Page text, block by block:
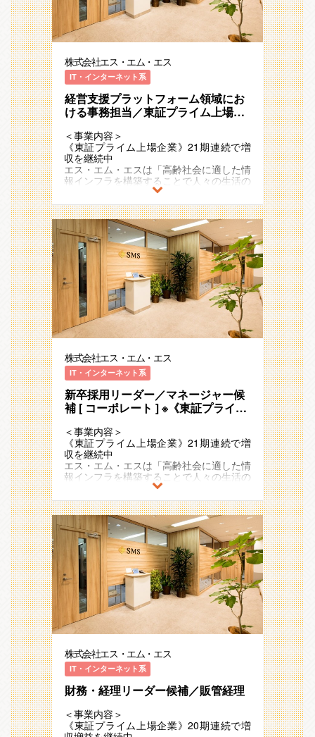
（１）経理財務グループ・・・合計：6名
（ビジネス職が4名（責任者：1名、リー
ダー：1名、メンバー：2名）／エキスパ
ート職：2名）
（２）販管経理グループ・・・合計：14
名（ビジネス職が2名（責任者：1名、メ
ンバー：1名）／エキスパート職：12名）
（３）営業支援・企画グループ・・・合計
12名（ビジネス職が1名（責任者：1名）
／エキスパート職：11名）
1名（責任者：1名）
【仕事内容】
エス・エム・エスグループ（国内外含む）
の連結・単体決算実務を軸に、業務プロセ
ス改善などをお任せします。
【具体的な業務】
・決算業務（単体・連結）
月次・四半期・年次決算の実務（仕
訳、伝票起票、出納管理など基礎業務含
む）
連結パッケージの回収・精査、連結精
算表の作成
・開示・監査対応
有価証券報告書、決算短信の作成補助
・監査法人対応（J-SOX対応含む）
・業務改善・プロジェクト推進（★注力領
域）
AI/OCR活用: 生成AIを用いた業務効率
術を取り入れたオペレーションの再構築。
【仕事のやりがい・働く魅力】
上場会社としての安定した環境と、複雑な
会計処理や難易度の高い案件に挑戦し、経
理としてのスキルアップが可能な環境が整
っており、プロ経理人材としての成長が期
待できる環境です。
また、情報の透明性が担保されており、
経営の意思決定背景や事業の状況がオープ
ンにされているため、自分の仕事が会社に
どう貢献しているか納得感を持って働けま
【将来のキャリアパス】
財務領域責任者、グループ会社のCFO、
経営企画部責任者、事業責任者など、役割
に対して成果を出すことで、自らの意思で
様々なキャリアパスを描き、実現すること
が出来ます。
また、単に正確な処理ができるだけでな
く、課題を発見し、解決の道筋をつけて実
行する能力が磨かれ、市場価値の高い「課
題解決型」の経理人になります。これはAI
やアウトソーシングに代替されない、一生
【入社後の流れ】
入社後は全体研修を実施し、会社の理念や
事業内容、各種制度について説明します。
その後は、配属部署にて実務を通じたOJT
でキャッチアップを進めていただきます。
即戦力としてご活躍いただけるよう、必要
に応じてサポートしますので、不明点や困
業の推進をサポートしつつ、バックオフィ
スと事業の連携業務を担う
（５）海外子会社管理グループ・・・海外
を担う
■販管経理グループについて
30代が中心のチームで、売上周りに特化
した経理業務を担っています。多岐にわた
るビジネスの最前線で、経理の枠を超えて
エス・エム・エスは常に新しいサービスを
生み出す成長企業であり、販管経理グルー
プではその最前線に立ち、最新の動向を肌
で感じることができます。また、新規サー
ビスが発生した際には売上・請求のオペレ
ーション構築という重要な役割も担ってお
り、経理の専門知識を活かしながら、新し
いビジネスの基盤を創るクリエイティブな
業務にも挑戦できます。
ルーティンワークは発生するものの、業務
の効率化を進め、会社の成長に直結する業
務比率を高めることを目指しています。常
に事業部門と密接に連携し、事業状況や課
題を共有しながら業務を進めるため、経理
でありながら事業貢献をダイレクトに実感
できる環境です。
■今回の募集について
販管経理第一・第二グループ両方で募集を
しています。
扱う事業の特性によりグループが分かれて
いますが、業務内容に大きな差はありませ
ん。
どちらのグループでの採用になるかはご本
人のご志向やご経験に応じて判断させて頂
＜仕事内容＞
販管経理グループでは、売上・請求・入金
といったルーティン業務をこなしながら、
事業部から寄せられるさまざまな課題やト
ラブルに対応し、経理担当者が窓口となっ
て解決へと導く重要な役割を担っていま
す。
経理の知識に加え、部門をまたいだファシ
リテーションを通じて、事業課題の解決に
も貢献していただきます。
また、成長を続ける事業を支え続けるため
には、業務の仕組みや枠組みの整備も欠か
せません。日々の事業への支援と並行し
て、より強固な組織基盤を築いていくこと
も重要なミッションです。
今回の募集では、こうした業務をリード
し、組織を牽引していただける将来のリー
具体的な業務としては、以下を想定してい
ます。
・受注・売上の承認（エビデンス確認）
・請求書発行・入金業務
・事業部門からの問い合わせ対応、問題解
決
エス･エム･エスグループにおいては、多様
なビジネスモデルの事業が次々と加速度的
に増加・拡大し、各国・各地域においてシ
ナジーを形成し続けています。
だ環境の中で、①グローバル化するグルー
プ企業としての全社最適②多種多様な事業
に寄り添った個別最適という2つの観点か
ら、経営・事業の意思決定およびその実行
支援を行い、事業の創造・拡大を加速させ
ることをミッションとしています。
■財務企画部には以下の４つのグループが
あります。
（１）販管経理第一グループ・・・人材紹
介事業をメインとした多くの事業に関する
債権管理・請求書発行のプロセス設計・運
（２）販管経理第二グループ・・・SaaS
事業（カイポケ・かべなしクラウド）とそ
の周辺事業に関する債権管理・請求書発行
のプロセス設計・運用を担う
（３）経理財務グループ・・・経理財務業
務及び会社横断のプロセス設計・運用を担
う
（４）事業支援グループ・・・主たる事業
である人材紹介サービスを始め、様々な事
業の推進をサポートしつつ、バックオフィ
スと事業の連携業務を担う
（５）海外子会社管理グループ・・・海外
を担う
■販管経理グループについて
30代が中心のチームで、売上周りに特化
した経理業務を担っています。多岐にわた
るビジネスの最前線で、経理の枠を超えて
エス・エム・エスは常に新しいサービスを
生み出す成長企業であり、販管経理グルー
プではその最前線に立ち、最新の動向を肌
で感じることができます。また、新規サー
ビスが発生した際には売上・請求のオペレ
ーション構築という重要な役割も担ってお
り、経理の専門知識を活かしながら、新し
いビジネスの基盤を創るクリエイティブな
業務にも挑戦できます。
ルーティンワークは発生するものの、業務
の効率化を進め、会社の成長に直結する業
務比率を高めることを目指しています。常
に事業部門と密接に連携し、事業状況や課
題を共有しながら業務を進めるため、経理
でありながら事業貢献をダイレクトに実感
できる環境です。
■今回の募集について
販管経理第一・第二グループ両方で募集を
しています。
扱う事業の特性によりグループが分かれて
いますが、業務内容に大きな差はありませ
ん。
どちらのグループでの採用になるかはご本
きます。
アライフ」領域で、40以上のサービスを
運営しています。
例）介護事業者向け業界特化型SaaS、
モートチャット指導、
医療介護従事者向け専門情報コミュニティ
サイトやキャリア支援
2011年の東証一部（現：プライム）上場
後も国内外で新規事業の創出をさらに加速
させており、
21期連続で増収のメガベンチャー企業と
して存在感を強めています。
また、アジア・ヨーロッパ・オセアニアな
ど海外17ヵ国でも事業を展開しており、
今後も日本国内に留まらず既存事業の拡
めていく予定です。
＜配属部署＞
■人材開発部 人事・労務グループ／健康推
進室 保健衛生グループ
最適な就労環境の構築やWell-being推進を
通じて、会社と従業員の相互発展に貢献し
ていくことがミッションです。
人事・労務グループと保健衛生グループが
一体となっている20名程度の組織で、
日々の業務は3～6名のチームに分かれて
対応しています。
■配属部署の役割
全社戦略・事業戦略を踏まえ、人事・労務
に関わるあらゆる制度・施策等の企画・運
用・サポートを担っている部署です。
3,000人規模の従業員に対する人事インフ
ラ機能（雇用管理・給与計算・勤怠管理・
安全衛生管理等）ならびに海外駐在員に関
する制度の運用を担っています。
運用のみならず、働き方改革への対応、健
康経営の推進、ダイバーシティの推進等の
事業推進を支える働き方の企画～実行まで
を担当する部署です。
＜仕事内容＞
経営陣、事業責任者のパートナーとして、
会社と従業員の相互発展を前提に、主に労
働力向上の支援と健康経営の推進を通じ
て、グループの継続成長に貢献していくこ
とが
人事・労務グループのミッションです。同
社は、事業成長やM&Aでの規模拡大等に
より、グループ・グローバル視野で拡大し
ており、労務が担う役割は今後益々重要と
なります。
今回募集のポジションでは、人事・労務グ
SMSグループ従業員の人事・労務関連業
務をお任せします。
労務業務を会社運営上必要な機能とだけ捉
えず、オペレーショナルエクセレンスの追
求を牽引いただける方のご応募をお待ちし
ております。
[主な業務内容]
株式会社エス・エム・エス
IT・インターネット系
経営支援プラットフォーム領域にお
ける事務担当／東証プライム上場／
＜事業内容＞
《東証プライム上場企業》21期連続で増
収を継続中
エス・エム・エスは「高齢社会に適した情
報インフラを構築することで人々の生活の
質を向上し、社会に貢献し続ける」
というミッションを掲げ、多様な事業・ビ
ジネスモデルを展開しています 。
超高齢社会に突入したことで多くの社会課
題が発生していますが、人々のニーズや関
心の高まりをビジネスチャンスとして捉
え、
「高齢社会×情報」を切り口に「医療」
「介護/障害福祉」「ヘルスケア」「シニ
アライフ」領域で、40以上のサービスを
運営しています。
例）介護事業者向け業界特化型SaaS、
モートチャット指導、
医療介護従事者向け専門情報コミュニティ
サイトやキャリア支援
2011年の東証一部（現：プライム）上場
後も国内外で新規事業の創出をさらに加速
させており、
21期連続で増収のメガベンチャー企業と
して存在感を強めています。
また、アジア・ヨーロッパ・オセアニアな
ど海外17ヵ国でも事業を展開しており、
大・成長と新規事業の開発を加速度的に進
めていく予定です。
■介護・障害福祉事業者事業領域
【国内Vertical SaaS ARR No.1サービス
「カイポケ」 】
わたしたちが対峙する介護/障害福祉業界
は、地域密着型サービスである特性上、
多くの事業者が経営リソースの乏しい中小
企業で構成されています。
そのため経営課題を抱えやすく、同時に労
生産性向上が健全な事業運営やサービス品
質の重要因子となっています。
一方で、業界全体としてFAXや印鑑等を用
いた紙文化が依然として色濃く残っていた
りと、
業務効率化やICT化が遅れているのが現状
です。
株式会社エス・エム・エス
IT・インターネット系
新卒採用リーダー／マネージャー候
補 [ コーポレート ] ※《東証プライム
＜事業内容＞
《東証プライム上場企業》21期連続で増
収を継続中
エス・エム・エスは「高齢社会に適した情
報インフラを構築することで人々の生活の
質を向上し、社会に貢献し続ける」
というミッションを掲げ、多様な事業・ビ
ジネスモデルを展開しています 。
超高齢社会に突入したことで多くの社会課
題が発生していますが、人々のニーズや関
心の高まりをビジネスチャンスとして捉
え、
「高齢社会×情報」を切り口に「医療」
「介護/障害福祉」「ヘルスケア」「シニ
アライフ」領域で、40以上のサービスを
運営しています。
2011年の東証一部（現：プライム）上場
させており、
21期連続で増収のメガベンチャー企業と
して存在感を強めています。
また、アジア・ヨーロッパ・オセアニアな
ど海外17ヵ国でも事業を展開しており、
今後も日本国内に留まらず既存事業の拡
株式会社エス・エム・エス
IT・インターネット系
財務・経理リーダー候補／販管経理
＜事業内容＞
《東証プライム上場企業》20期連続で増